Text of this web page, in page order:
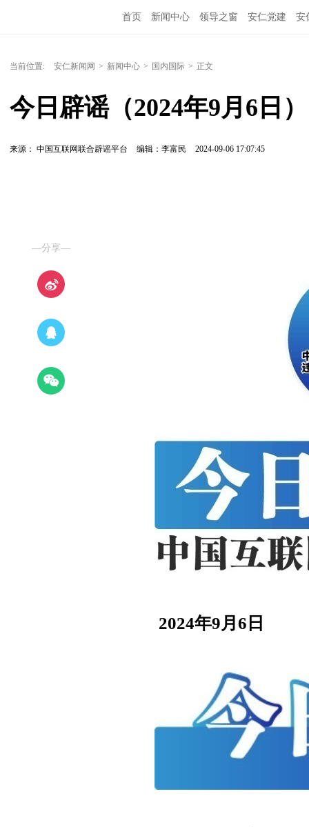
首页 新闻中心 领导之窗 安仁党建 安
当前位置: 安仁新闻网 > 新闻中心 > 国内国际 > 正文
今日辟谣（2024年9月6日）
来源： 中国互联网联合辟谣平台 编辑：李富民 2024-09-06 17:07:45
—分享—
2024年9月6日